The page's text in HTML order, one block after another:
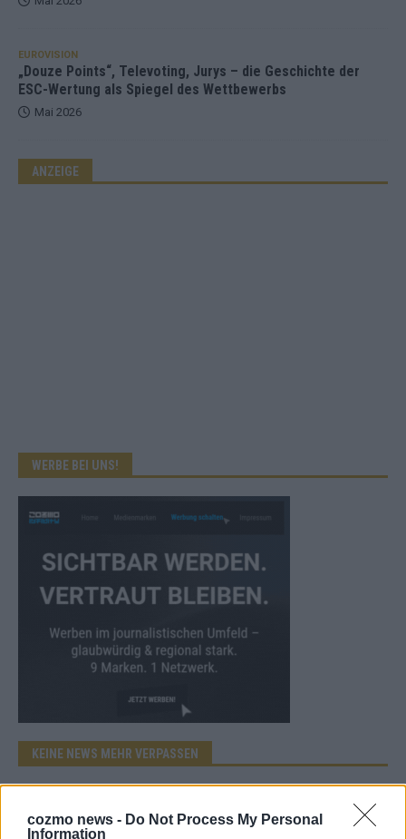
cozmo news - Do Not Process My Personal
Information
EUROVISION
„Douze Points“, Televoting, Jurys – die Geschichte der
ESC-Wertung als Spiegel des Wettbewerbs
Mai 2026
ANZEIGE
WERBE BEI UNS!
KEINE NEWS MEHR VERPASSEN